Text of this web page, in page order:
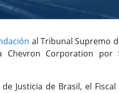
al Tribunal Supremo
Corporation por
Justicia de Brasil, el